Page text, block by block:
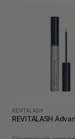
REVITALASH
REVITALASH